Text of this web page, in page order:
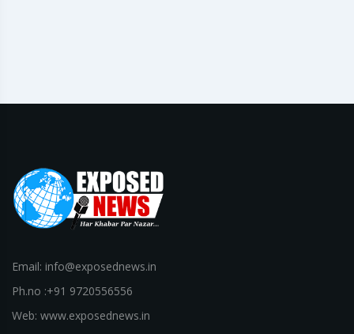
Email: info@exposednews.in
Ph.no :+91 9720556556
Web: www.exposednews.in